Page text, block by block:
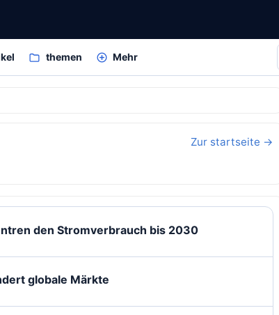
themen Mehr
Zur startseite →
den Stromverbrauch bis 2030
globale Märkte